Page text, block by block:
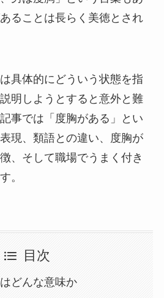
ることは長らく美徳とされ
具体的にどういう状態を指
明しようとすると意外と難
事では「度胸がある」とい
現、類語との違い、度胸が
、そして職場でうまく付き
。
目次
どんな意味か